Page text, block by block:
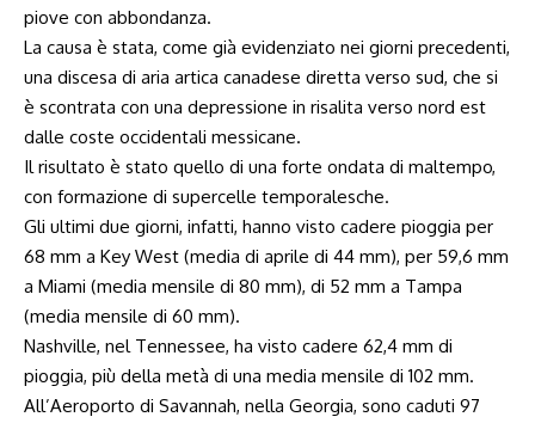
piove con abbondanza.
La causa è stata, come già evidenziato nei giorni precedenti,
una discesa di aria artica canadese diretta verso sud, che si
è scontrata con una depressione in risalita verso nord est
dalle coste occidentali messicane.
Il risultato è stato quello di una forte ondata di maltempo,
con formazione di supercelle temporalesche.
Gli ultimi due giorni, infatti, hanno visto cadere pioggia per
68 mm a Key West (media di aprile di 44 mm), per 59,6 mm
a Miami (media mensile di 80 mm), di 52 mm a Tampa
(media mensile di 60 mm).
Nashville, nel Tennessee, ha visto cadere 62,4 mm di
pioggia, più della metà di una media mensile di 102 mm.
All’Aeroporto di Savannah, nella Georgia, sono caduti 97